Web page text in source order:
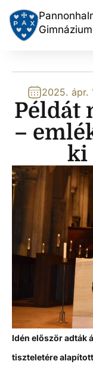
Gimnázium
2025. ápr.
Példát
–
ki
Idén először adták
tiszteletére